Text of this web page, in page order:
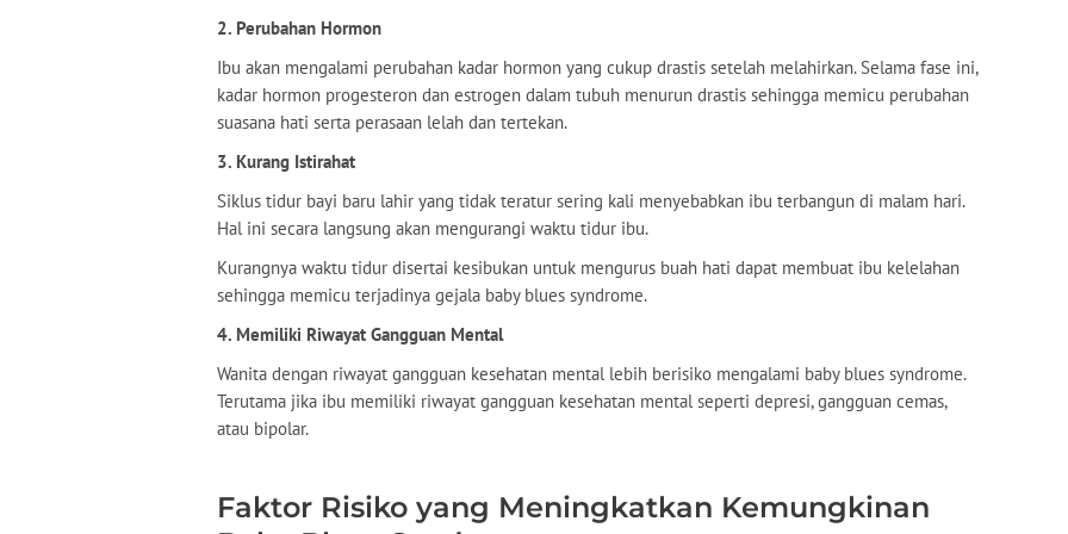
2. Perubahan Hormon
Ibu akan mengalami perubahan kadar hormon yang cukup drastis setelah melahirkan. Selama fase ini,
kadar hormon progesteron dan estrogen dalam tubuh menurun drastis sehingga memicu perubahan
suasana hati serta perasaan lelah dan tertekan.
3. Kurang Istirahat
Siklus tidur bayi baru lahir yang tidak teratur sering kali menyebabkan ibu terbangun di malam hari.
Hal ini secara langsung akan mengurangi waktu tidur ibu.
Kurangnya waktu tidur disertai kesibukan untuk mengurus buah hati dapat membuat ibu kelelahan
sehingga memicu terjadinya gejala baby blues syndrome.
4. Memiliki Riwayat Gangguan Mental
Wanita dengan riwayat gangguan kesehatan mental lebih berisiko mengalami baby blues syndrome.
Terutama jika ibu memiliki riwayat gangguan kesehatan mental seperti depresi, gangguan cemas,
atau bipolar.
Faktor Risiko yang Meningkatkan Kemungkinan